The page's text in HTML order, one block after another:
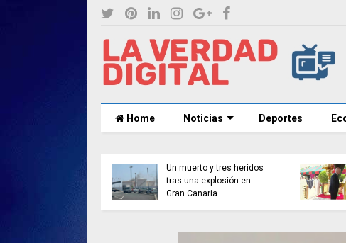
Home Noticias Deportes
Un muerto y tres heridos
tras una explosión en
Gran Canaria